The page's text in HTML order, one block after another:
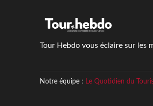
Tour Hebdo vous éclaire sur les
Notre équipe : Le Quotidien du